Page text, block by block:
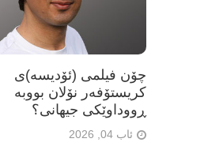
چۆن فیلمی (ئۆدیسە)ی
کریستۆفەر نۆلان بووبە
ڕووداوێکی جیهانی؟
ئاب 04, 2026